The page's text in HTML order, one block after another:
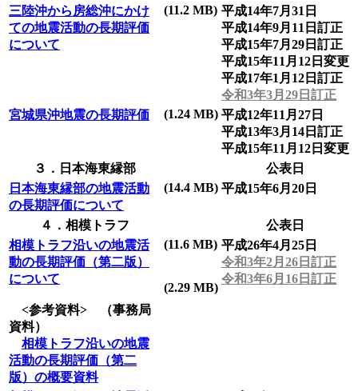
三陸沖から房総沖にかけ
ての地震活動の長期評価
について
(11.2 MB) 平成14年7月31日
平成14年9月11日訂正
平成15年7月29日訂正
平成15年11月12日変更
平成17年1月12日訂正
令和3年3月29日訂正
宮城県沖地震の長期評価
(1.24 MB) 平成12年11月27日
平成13年3月14日訂正
平成15年11月12日変更
３．日本海東縁部
公表日
日本海東縁部の地震活動
の長期評価について
(14.4 MB) 平成15年6月20日
４．相模トラフ
公表日
相模トラフ沿いの地震活
動の長期評価（第二版）
について
<参考資料> （事務局
資料）
相模トラフ沿いの地震
活動の長期評価（第二
版）の概要資料
(11.6 MB)
(2.29 MB)
平成26年4月25日
令和3年2月26日訂正
令和3年6月16日訂正